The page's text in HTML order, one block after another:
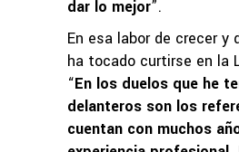
dar lo mejor”.
En esa labor de crecer y
ha tocado curtirse en la
“En los duelos que he
delanteros son los
cuentan con muchos